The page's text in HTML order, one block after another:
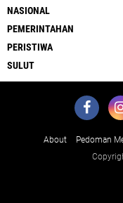
NASIONAL
PEMERINTAHAN
PERISTIWA
SULUT
About Pedoman